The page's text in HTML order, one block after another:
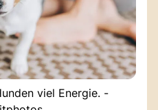
viel Energie. -